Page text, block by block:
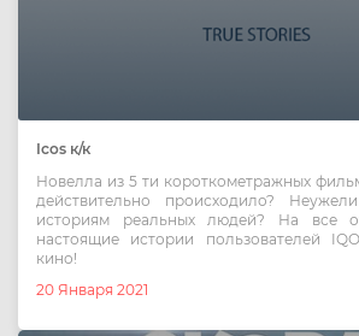
Icos к/к
Новелла из 5 ти короткометражных
действительно происходило?
историям реальных людей? На все
настоящие истории пользователей
кино!
20 Января 2021